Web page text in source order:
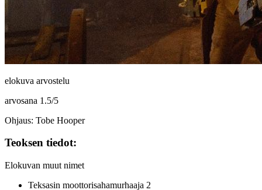
elokuva arvostelu
arvosana 1.5/5
Ohjaus: Tobe Hooper
Teoksen tiedot:
Elokuvan muut nimet
Teksasin moottorisahamurhaaja 2